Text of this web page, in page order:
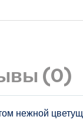
(0)
нежной